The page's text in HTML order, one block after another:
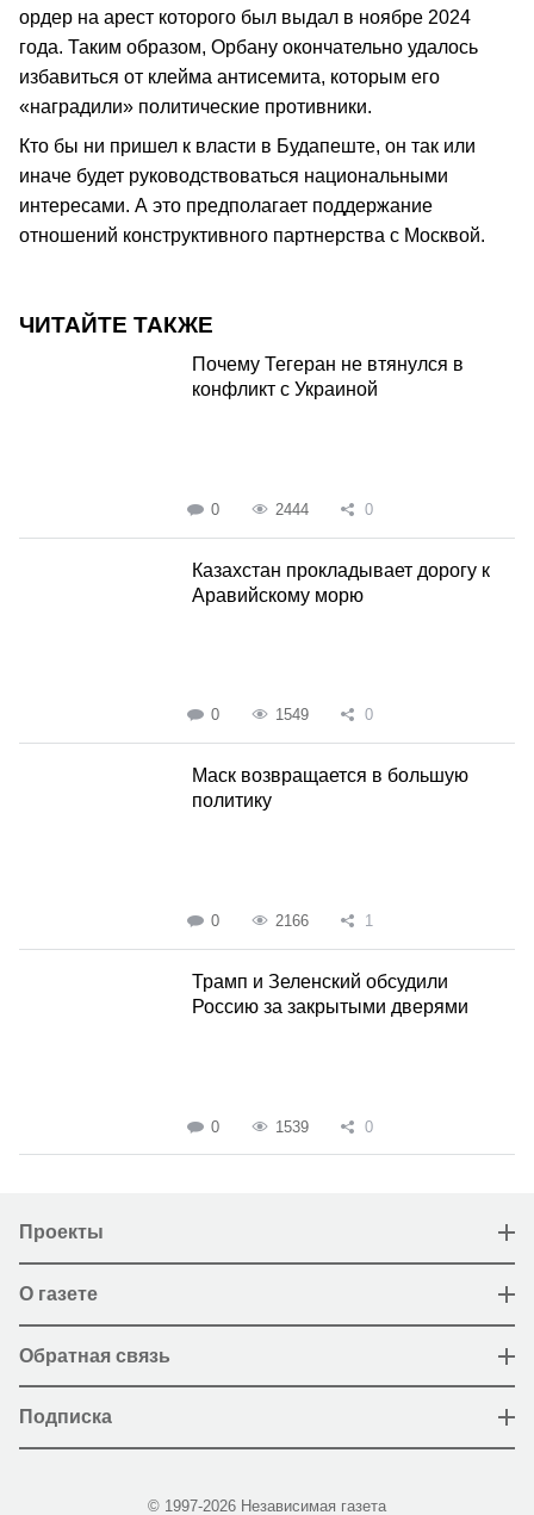
ордер на арест которого был выдал в ноябре 2024
года. Таким образом, Орбану окончательно удалось
избавиться от клейма антисемита, которым его
«наградили» политические противники.
Кто бы ни пришел к власти в Будапеште, он так или
иначе будет руководствоваться национальными
интересами. А это предполагает поддержание
отношений конструктивного партнерства с Москвой.
ЧИТАЙТЕ ТАКЖЕ
Почему Тегеран не втянулся в
конфликт с Украиной
0 2444 0
Казахстан прокладывает дорогу к
Аравийскому морю
0 1549 0
Маск возвращается в большую
политику
0 2166 1
Трамп и Зеленский обсудили
Россию за закрытыми дверями
0 1539 0
Проекты
О газете
Обратная связь
Подписка
© 1997-2026 Независимая газета